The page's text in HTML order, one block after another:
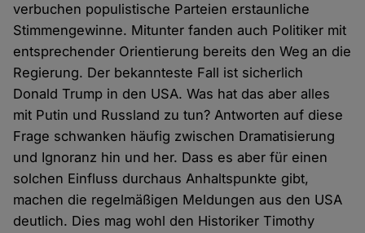
verbuchen populistische Parteien erstaunliche
Stimmengewinne. Mitunter fanden auch Politiker mit
entsprechender Orientierung bereits den Weg an die
Regierung. Der bekannteste Fall ist sicherlich
Donald Trump in den USA. Was hat das aber alles
mit Putin und Russland zu tun? Antworten auf diese
Frage schwanken häufig zwischen Dramatisierung
und Ignoranz hin und her. Dass es aber für einen
solchen Einfluss durchaus Anhaltspunkte gibt,
machen die regelmäßigen Meldungen aus den USA
deutlich. Dies mag wohl den Historiker Timothy